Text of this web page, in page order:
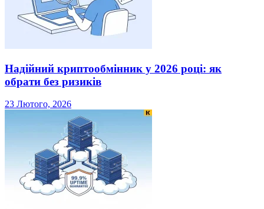
Надійний криптообмінник у 2026 році: як
обрати без ризиків
23 Лютого, 2026